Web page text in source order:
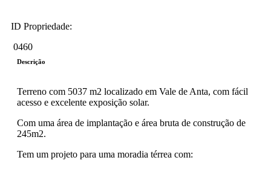
ID Propriedade:
0460
Descrição
Terreno com 5037 m2 localizado em Vale de Anta, com fácil
acesso e excelente exposição solar.
Com uma área de implantação e área bruta de construção de
245m2.
Tem um projeto para uma moradia térrea com: